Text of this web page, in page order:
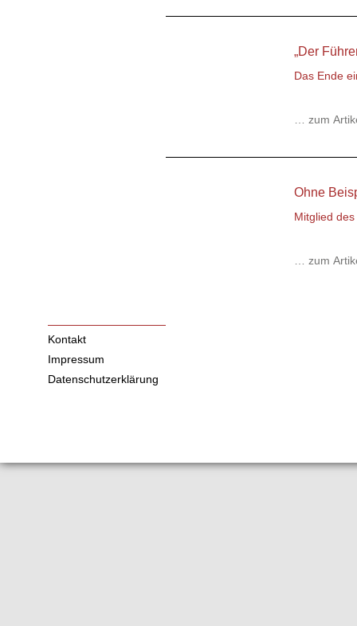
„Der
Das Ende
… zum
Ohne
Mitglied
… zum
Kontakt
Impressum
Datenschutzerklärung